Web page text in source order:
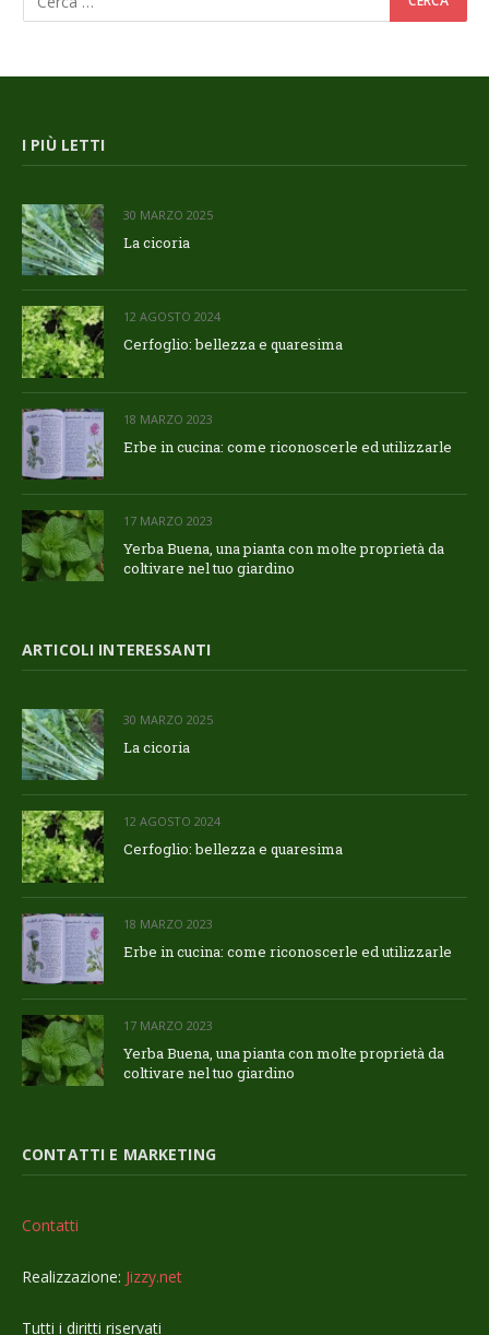
I PIÙ LETTI
30 MARZO 2025
La cicoria
12 AGOSTO 2024
Cerfoglio: bellezza e quaresima
18 MARZO 2023
Erbe in cucina: come riconoscerle ed utilizzarle
17 MARZO 2023
Yerba Buena, una pianta con molte proprietà da
coltivare nel tuo giardino
ARTICOLI INTERESSANTI
30 MARZO 2025
La cicoria
12 AGOSTO 2024
Cerfoglio: bellezza e quaresima
18 MARZO 2023
Erbe in cucina: come riconoscerle ed utilizzarle
17 MARZO 2023
Yerba Buena, una pianta con molte proprietà da
coltivare nel tuo giardino
CONTATTI E MARKETING
Contatti
Realizzazione: Jizzy.net
Tutti i diritti riservati